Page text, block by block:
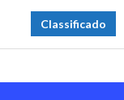
Classificado